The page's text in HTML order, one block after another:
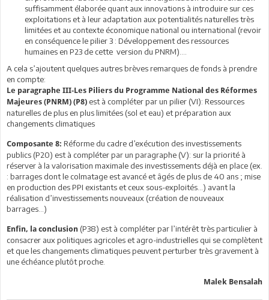
suffisamment élaborée quant aux innovations à introduire sur ces
exploitations et à leur adaptation aux potentialités naturelles très
limitées et au contexte économique national ou international (revoir
en conséquence le pilier 3 : Développement des ressources
humaines en P23 de cette version du PNRM)….
A cela s’ajoutent quelques autres brèves remarques de fonds à prendre
en compte:
Le paragraphe III-Les Piliers du Programme National des Réformes
Majeures (PNRM) (P8) est à compléter par un pilier (VI): Ressources
naturelles de plus en plus limitées (sol et eau) et préparation aux
changements climatiques
Composante 8: Réforme du cadre d’exécution des investissements
publics (P20) est à compléter par un paragraphe (V): sur la priorité à
réserver à la valorisation maximale des investissements déjà en place (ex.
: barrages dont le colmatage est avancé et âgés de plus de 40 ans ; mise
en production des PPI existants et ceux sous-exploités…) avant la
réalisation d’investissements nouveaux (création de nouveaux
barrages…)
Enfin, la conclusion (P38) est à compléter par l’intérêt très particulier à
consacrer aux politiques agricoles et agro-industrielles qui se complètent
et que les changements climatiques peuvent perturber très gravement à
une échéance plutôt proche.
Malek Bensalah